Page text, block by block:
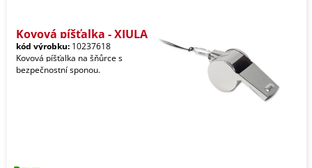
Kovová píšťalka - XIULA
kód výrobku: 10237618
Kovová píšťalka na šňůrce s
bezpečnostní sponou.